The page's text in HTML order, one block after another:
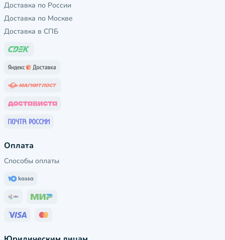
Доставка по России
Доставка по Москве
Доставка в СПБ
Оплата
Способы оплаты